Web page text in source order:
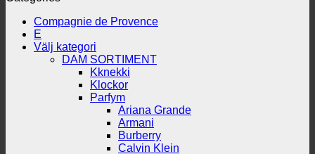
Compagnie de Provence
E
Välj kategori
DAM SORTIMENT
Kknekki
Klockor
Parfym
Ariana Grande
Armani
Burberry
Calvin Klein